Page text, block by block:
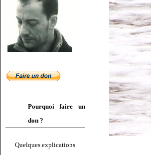
Pourquoi faire un
don ?
Quelques explications